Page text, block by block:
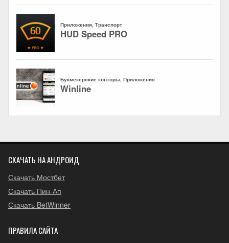
СКАЧАТЬ НА АНДРОИД
Скачать Мостбет
Скачать Пин-Ап
Скачать BetWinner
ПРАВИЛА САЙТА